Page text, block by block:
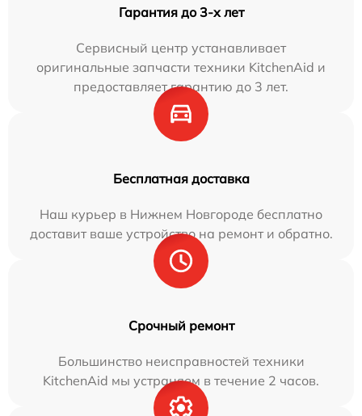
Гарантия до 3-х лет
Сервисный центр устанавливает
оригинальные запчасти техники KitchenAid и
предоставляет гарантию до 3 лет.
Бесплатная доставка
Наш курьер в Нижнем Новгороде бесплатно
доставит ваше устройство на ремонт и обратно.
Срочный ремонт
Большинство неисправностей техники
KitchenAid мы устраняем в течение 2 часов.